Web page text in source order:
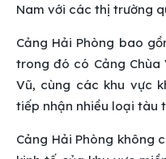
Nam với các thị trường
Cảng Hải Phòng bao
trong đó có Cảng Chùa
Vũ, cùng các khu vực
tiếp nhận nhiều loại tàu
Cảng Hải Phòng không